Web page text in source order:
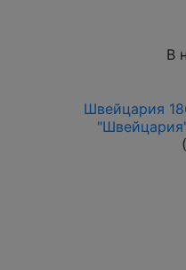
В
Швейцария